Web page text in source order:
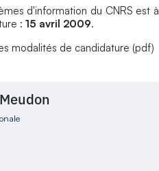
d'information du CNRS est à
: 15 avril 2009.
modalités de candidature (pdf)